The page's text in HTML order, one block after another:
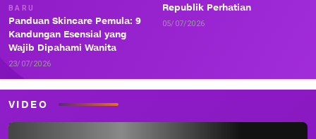
BARU
Panduan Skincare Pemula: 9
Kandungan Esensial yang
Wajib Dipahami Wanita
23/07/2026
Republik Perhatian
05/07/2026
VIDEO